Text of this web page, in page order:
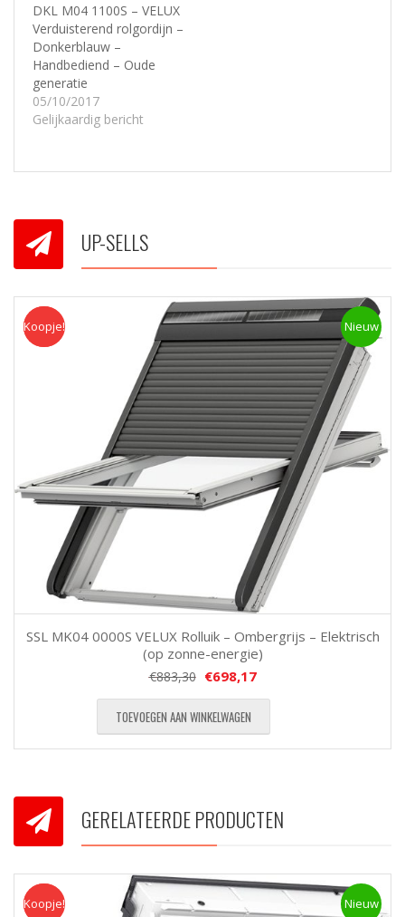
DKL M04 1100S – VELUX
Verduisterend rolgordijn –
Donkerblauw –
Handbediend – Oude
generatie
05/10/2017
Gelijkaardig bericht
UP-SELLS
Koopje Nieuw
Koopje!
SSL MK04 0000S VELUX Rolluik – Ombergrijs – Elektrisch
(op zonne-energie)
€883,30 €698,17
TOEVOEGEN AAN WINKELWAGEN
GERELATEERDE PRODUCTEN
Koopje Nieuw
Koopje!